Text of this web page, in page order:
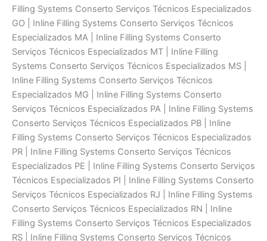
Filling Systems Conserto Serviços Técnicos Especializados
GO | Inline Filling Systems Conserto Serviços Técnicos
Especializados MA | Inline Filling Systems Conserto
Serviços Técnicos Especializados MT | Inline Filling
Systems Conserto Serviços Técnicos Especializados MS |
Inline Filling Systems Conserto Serviços Técnicos
Especializados MG | Inline Filling Systems Conserto
Serviços Técnicos Especializados PA | Inline Filling Systems
Conserto Serviços Técnicos Especializados PB | Inline
Filling Systems Conserto Serviços Técnicos Especializados
PR | Inline Filling Systems Conserto Serviços Técnicos
Especializados PE | Inline Filling Systems Conserto Serviços
Técnicos Especializados PI | Inline Filling Systems Conserto
Serviços Técnicos Especializados RJ | Inline Filling Systems
Conserto Serviços Técnicos Especializados RN | Inline
Filling Systems Conserto Serviços Técnicos Especializados
RS | Inline Filling Systems Conserto Serviços Técnicos